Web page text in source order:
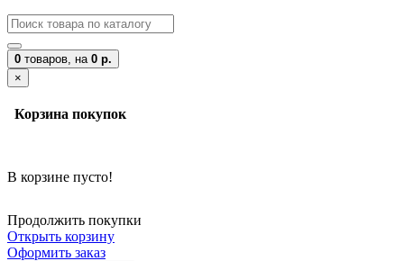
0 товаров, на 0 р.
×
Корзина покупок
В корзине пусто!
Продолжить покупки
Открыть корзину
Оформить заказ